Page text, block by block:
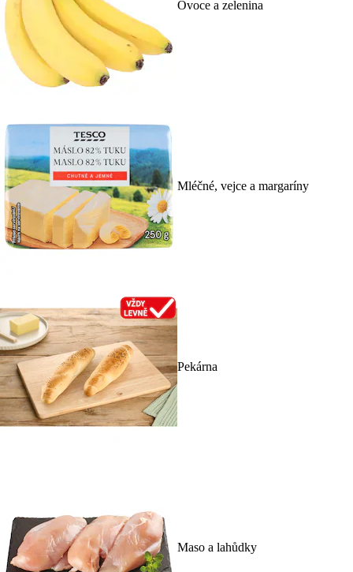
Ovoce a zelenina
Mléčné, vejce a margaríny
Pekárna
Maso a lahůdky